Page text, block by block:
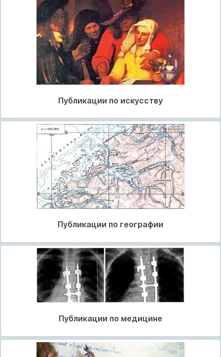
Публикации по искусству
Публикации по географии
Публикации по медицине